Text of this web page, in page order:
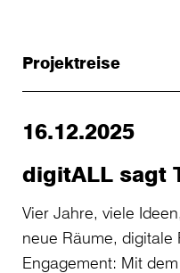
Projektreise
16.12.2025
digitALL sagt
Vier Jahre, viele
neue Räume, digitale
Engagement: Mit